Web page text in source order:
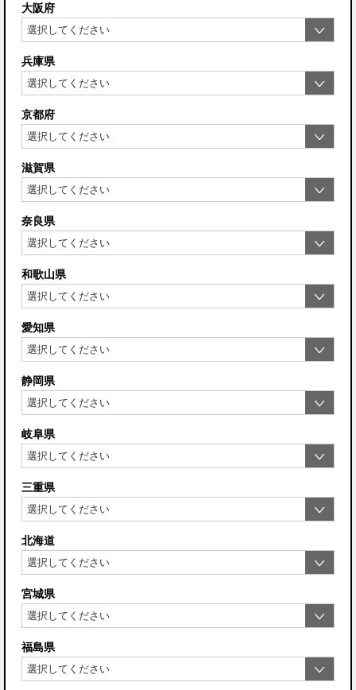
大阪府
兵庫県
京都府
滋賀県
奈良県
和歌山県
愛知県
静岡県
岐阜県
三重県
北海道
宮城県
福島県